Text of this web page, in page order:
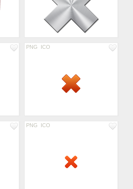
PNG ICO
PNG ICO